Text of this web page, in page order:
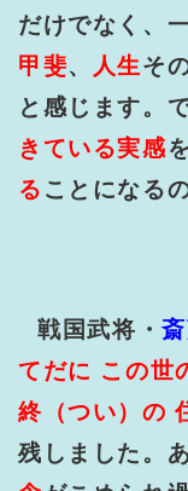
だけでなく、
甲斐、 人生そ
と感じます。
きている実感
る ことになる
戦国武将・
てだに この世
終（つい）の
残しました。